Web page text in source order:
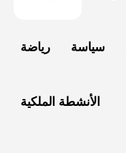
رياضة سياسة
الأنشطة الملكية